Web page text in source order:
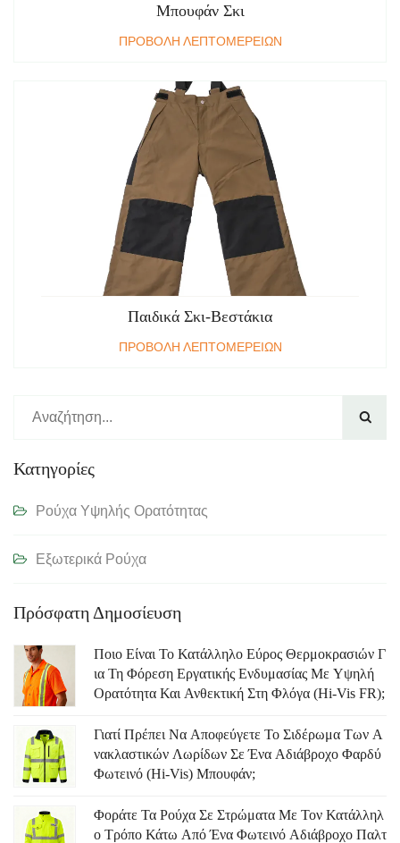
Μπουφάν Σκι
ΠΡΟΒΟΛΗ ΛΕΠΤΟΜΕΡΕΙΩΝ
Παιδικά Σκι-Βεστάκια
ΠΡΟΒΟΛΗ ΛΕΠΤΟΜΕΡΕΙΩΝ

Κατηγορίες
Ρούχα Υψηλής Ορατότητας
Εξωτερικά Ρούχα
Πρόσφατη Δημοσίευση
Ποιο Είναι Το Κατάλληλο Εύρος Θερμοκρασιών Γ
Ια Τη Φόρεση Εργατικής Ενδυμασίας Με Υψηλή
Ορατότητα Και Ανθεκτική Στη Φλόγα (Hi-Vis FR);
Γιατί Πρέπει Να Αποφεύγετε Το Σιδέρωμα Των Α
Νακλαστικών Λωρίδων Σε Ένα Αδιάβροχο Φαρδύ
Φωτεινό (Hi-Vis) Μπουφάν;
Φοράτε Τα Ρούχα Σε Στρώματα Με Τον Κατάλληλ
Ο Τρόπο Κάτω Από Ένα Φωτεινό Αδιάβροχο Παλτ